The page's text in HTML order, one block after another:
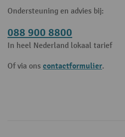
Ondersteuning en advies bij:
088 900 8800
In heel Nederland lokaal tarief
Of via ons contactformulier.